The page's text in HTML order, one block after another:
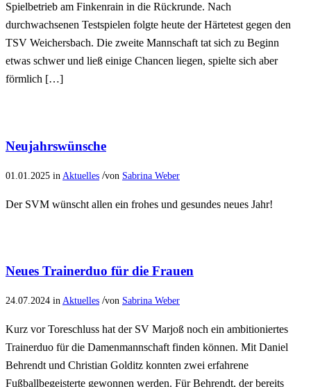
Spielbetrieb am Finkenrain in die Rückrunde. Nach
durchwachsenen Testspielen folgte heute der Härtetest gegen den
TSV Weichersbach. Die zweite Mannschaft tat sich zu Beginn
etwas schwer und ließ einige Chancen liegen, spielte sich aber
förmlich […]
Neujahrswünsche
01.01.2025 in Aktuelles /von Sabrina Weber
Der SVM wünscht allen ein frohes und gesundes neues Jahr!
Neues Trainerduo für die Frauen
24.07.2024 in Aktuelles /von Sabrina Weber
Kurz vor Toreschluss hat der SV Marjoß noch ein ambitioniertes
Trainerduo für die Damenmannschaft finden können. Mit Daniel
Behrendt und Christian Golditz konnten zwei erfahrene
Fußballbegeisterte gewonnen werden. Für Behrendt, der bereits